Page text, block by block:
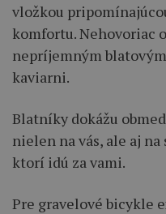
vložkou
komfortu. Nehovoriac
nepríjemným
kaviarni.
Blatníky dokážu
nielen na vás, ale aj
ktorí idú za vami.
Pre gravelové bicykle